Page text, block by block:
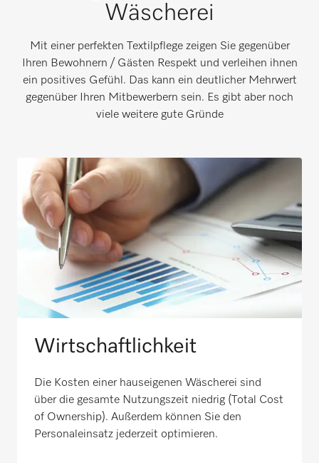
Wäscherei
Mit einer perfekten Textilpflege zeigen Sie gegenüber
Ihren Bewohnern / Gästen Respekt und verleihen ihnen
ein positives Gefühl. Das kann ein deutlicher Mehrwert
gegenüber Ihren Mitbewerbern sein. Es gibt aber noch
viele weitere gute Gründe
Wirtschaftlichkeit
Die Kosten einer hauseigenen Wäscherei sind
über die gesamte Nutzungszeit niedrig (Total Cost
of Ownership). Außerdem können Sie den
Personaleinsatz jederzeit optimieren.